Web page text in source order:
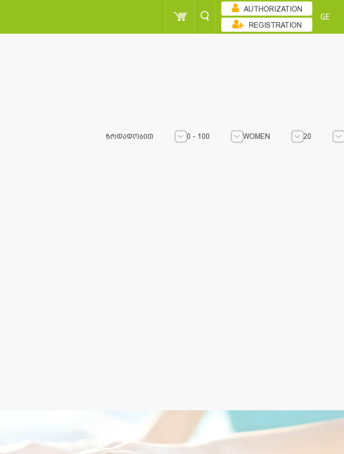
AUTHORIZATION
REGISTRATION
GE
ᲖᲠᲓᲐᲓᲝᲑᲘᲗ 0 - 100 WOMEN
20